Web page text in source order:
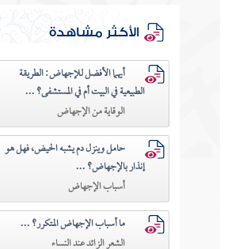
الأكثر مشاهدة
أيهما الأفضل للإجهاض: الطريقة
الطبيعية في البيت أم في المستشفى؟ ...
الوقاية من الإجهاض
حامل وينزل دم يشبه الحيض، فهل هو
إنذار بالإجهاض؟ ...
أسباب الإجهاض
ما أسباب الإجهاض المتكرر؟ ...
الشعر الزائد عند النساء